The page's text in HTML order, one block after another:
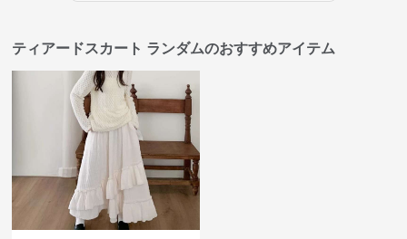
ティアードスカート ランダムのおすすめアイテム